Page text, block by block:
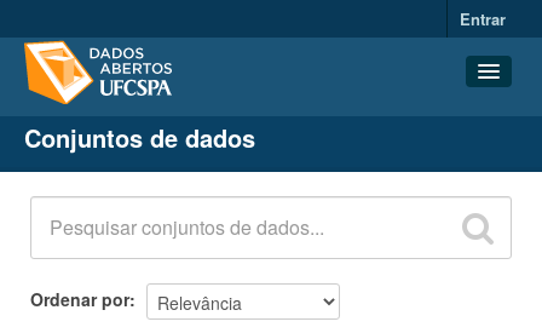
Entrar
Conjuntos de dados
Organizações
Grupos
Sobre
Conjuntos de dados
Ordenar por